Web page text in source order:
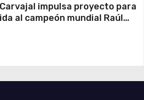
impulsa proyecto para
al campeón mundial Raúl